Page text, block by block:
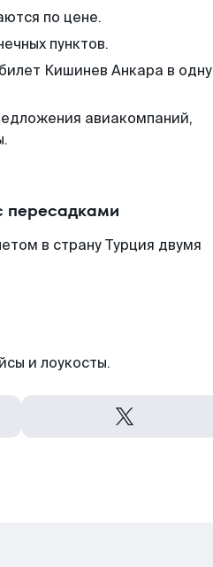
по цене.
пунктов.
Кишинев Анкара в одну
авиакомпаний,
пересадками
в страну Турция двумя
и лоукосты.